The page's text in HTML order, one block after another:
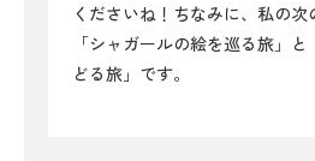
くださいね！ちなみに、私の次
「シャガールの絵を巡る旅」
どる旅」です。